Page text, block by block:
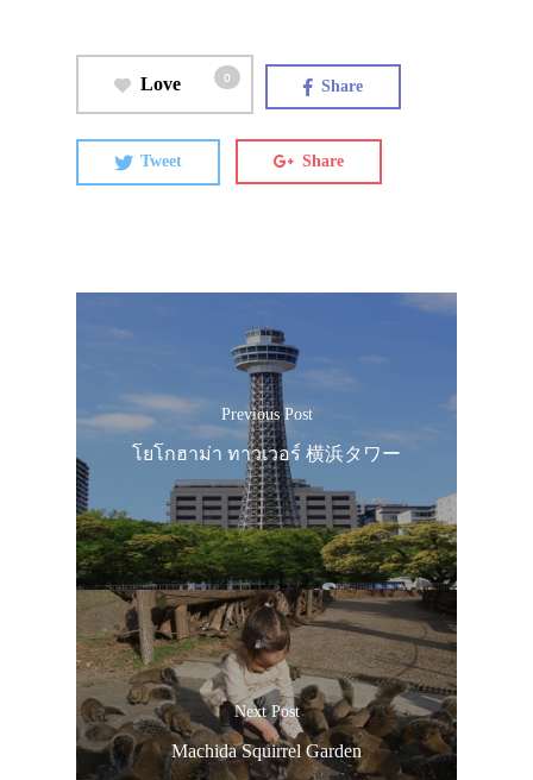
Love 0 Share
Tweet Share
Previous Post
โยโกฮาม่า ทาวเวอร์ 横浜タワー
Next Post
Machida Squirrel Garden